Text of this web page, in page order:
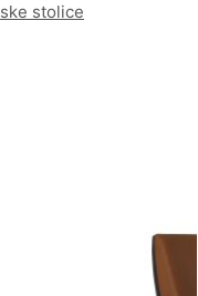
stolice